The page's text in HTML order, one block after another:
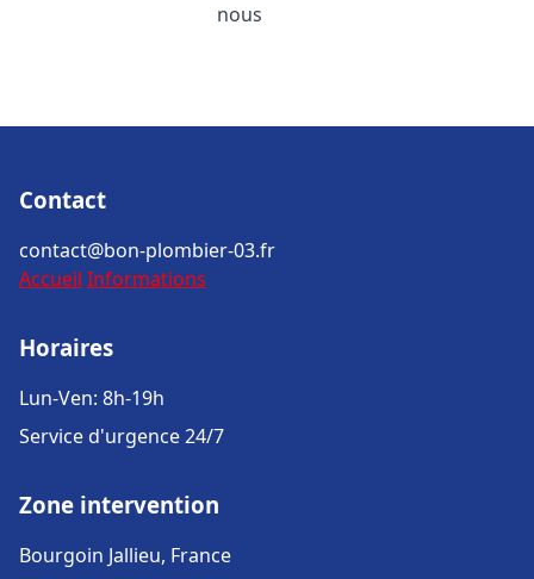
nous
Contact
contact@bon-plombier-03.fr
Accueil Informations
Horaires
Lun-Ven: 8h-19h
Service d'urgence 24/7
Zone intervention
Bourgoin Jallieu, France